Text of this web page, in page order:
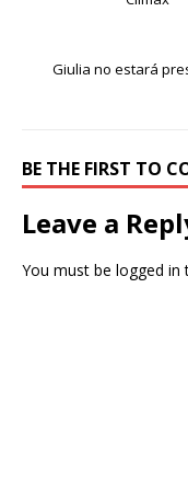
Giulia no estará
BE THE FIRST TO
Leave a
You must be logged in